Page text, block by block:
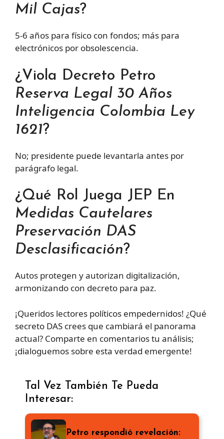
Mil Cajas?
5-6 años para físico con fondos; más para
electrónicos por obsolescencia.
¿Viola Decreto Petro
Reserva Legal 30 Años
Inteligencia Colombia Ley
1621?
No; presidente puede levantarla antes por
parágrafo legal.
¿Qué Rol Juega JEP En
Medidas Cautelares
Preservación DAS
Desclasificación?
Autos protegen y autorizan digitalización,
armonizando con decreto para paz.
¡Queridos lectores políticos empedernidos! ¿Qué
secreto DAS crees que cambiará el panorama
actual? Comparte en comentarios tu análisis;
¡dialoguemos sobre esta verdad emergente!
Tal Vez También Te Pueda
Interesar:
Petro respondió revelación: